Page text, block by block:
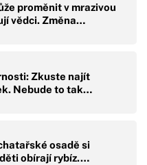
proměnit v mrazivou
vědci. Změna…
Zkuste najít
Nebude to tak…
osadě si
obírají rybíz.…